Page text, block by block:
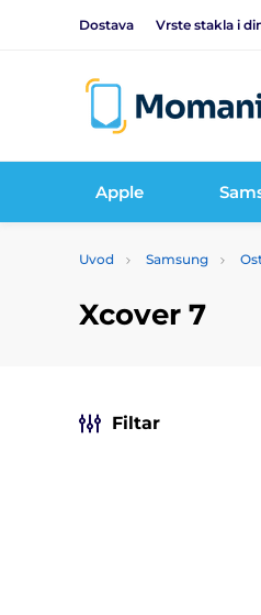
Dostava Vrste stakla i
Apple
Uvod Samsung
Xcover 7
Filtar